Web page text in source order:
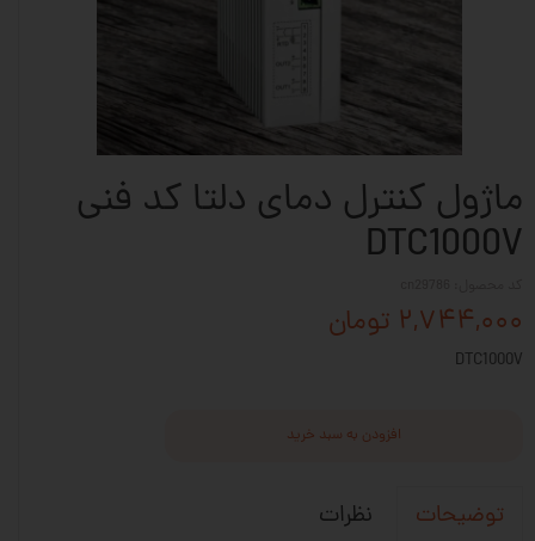
ماژول کنترل دمای دلتا کد فنی
DTC1000V
۲,۷۴۴,۰۰۰ تومان
DTC1000V
افزودن به سبد خرید
توضیحات نظرات